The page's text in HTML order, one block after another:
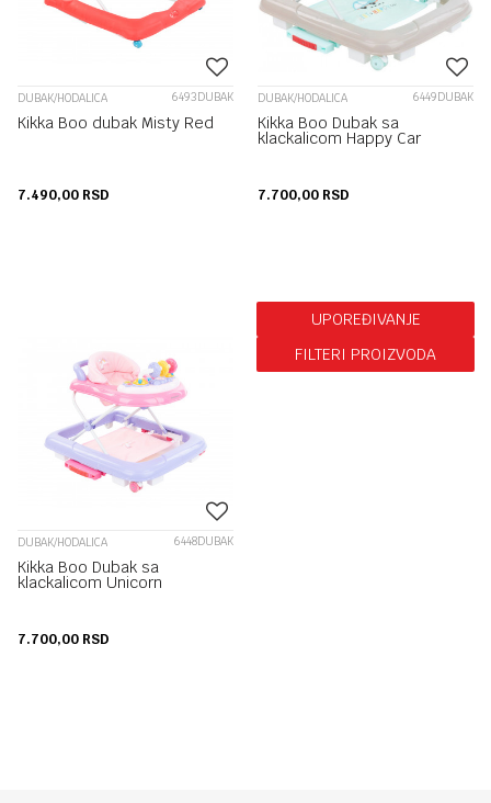
DUBAK/HODALICA 6493DUBAK
Kikka Boo dubak Misty Red
7.490,00 RSD
DUBAK/HODALICA 6449DUBAK
Kikka Boo Dubak sa
klackalicom Happy Car
7.700,00 RSD
DUBAK/HODALICA 6448DUBAK
Kikka Boo Dubak sa
klackalicom Unicorn
7.700,00 RSD
UPOREĐIVANJE
FILTERI PROIZVODA